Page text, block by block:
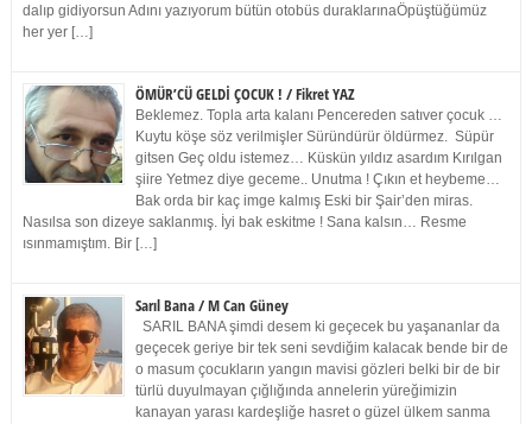
dalıp gidiyorsun Adını yazıyorum bütün otobüs duraklarınaÖpüştüğümüz
her yer […]
ÖMÜR’CÜ GELDİ ÇOCUK ! / Fikret YAZ
Beklemez. Topla arta kalanı Pencereden satıver çocuk …
Kuytu köşe söz verilmişler Süründürür öldürmez. Süpür
gitsen Geç oldu istemez… Küskün yıldız asardım Kırılgan
şiire Yetmez diye geceme.. Unutma ! Çıkın et heybeme…
Bak orda bir kaç imge kalmış Eski bir Şair’den miras.
Nasılsa son dizeye saklanmış. İyi bak eskitme ! Sana kalsın… Resme
ısınmamıştım. Bir […]
Sarıl Bana / M Can Güney
SARIL BANA şimdi desem ki geçecek bu yaşananlar da
geçecek geriye bir tek seni sevdiğim kalacak bende bir de
o masum çocukların yangın mavisi gözleri belki bir de bir
türlü duyulmayan çığlığında annelerin yüreğimizin
kanayan yarası kardeşliğe hasret o güzel ülkem sanma